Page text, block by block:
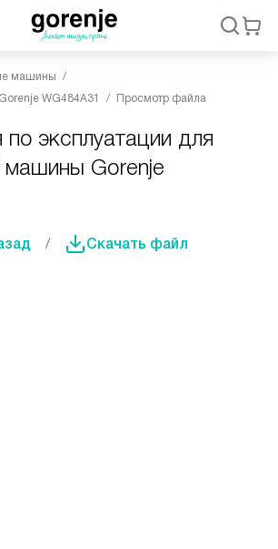
машины
WG484A31
Просмотр файла
по эксплуатации для
машины Gorenje
Скачать файл